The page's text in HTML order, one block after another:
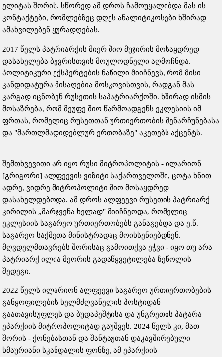
ელიტას შორის. სწორედ ამ დროს ჩამოუყალიბდა მას ის
კონტაქტები, რომლებზეც დღეს ანალიტიკოსები ხშირად
ამახვილებენ ყურადღებას.
2017 წელს პატრიარქის მიერ შიო მუჯირის მოსაყდრედ
დასახელება ბევრისთვის მოულოდნელი აღმოჩნდა.
პოლიტიკური ექსპერტების ნაწილი მიიჩნევს, რომ მისი
კანდიდატურა მისაღებია მოსკოვისთვის, რადგან მას
კარგად იცნობენ რუსეთის საპატრიარქოში. ხშირად ისმის
მოსაზრება, რომ მეუფე შიო წარმოადგენს ეკლესიის იმ
ფრთას, რომელიც რუსეთთან ურთიერთობის შენარჩუნებასა
და "მართლმადიდებლურ ერთობაზე" აკეთებს აქცენტს.
შემთხვევითი არ იყო რუსი მიტროპოლიტის - ილარიონ
[გრიგორი] ალფეევის ვიზიტი საქართველოში, ცოტა ხნით
ადრე, ვიდრე მიტროპოლიტი შიო მოსაყდრედ
დასახელდებოდა. ამ დროს ალფეევი რუსეთის პატრიარქ
კირილის „მარჯვენა ხელად" მიიჩნეოდა, რომელიც
ეკლესიის საგარეო ურთიერთობებს განაგებდა და ე.წ.
საგარეო საქმეთა მინისტრადაც მოიხსენიებდნენ.
მღვდელმთავრებს შორისაც გამოითქვა ეჭვი - იყო თუ არა
პატრიარქ ილია მეორის გადაწყვეტილება ზეწოლის
შედეგი.
2022 წელს ილარიონ ალფეევი საგარეო ურთიერთობების
განყოფილების ხელმძღვანელის პოსტიდან
გაათავისუფლეს და ბუდაპეშტისა და უნგრეთის პატარა
ეპარქიის მიტროპოლიტად გაუშვეს. 2024 წელს კი, მათ
შორის - ქონებასთან და შანტაჟთან დაკავშირებული
ხმაურიანი სკანდალის ფონზე, ამ ეპარქიის